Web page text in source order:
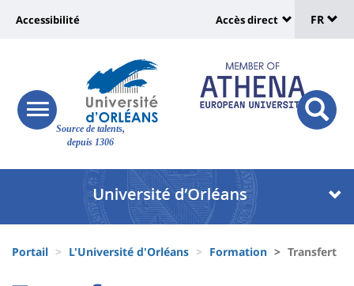
Site
Source de talents,
depuis 1306
Université
Recherche
responsive
menu
button
Université
vers
page
accessibilité
Accessibilité
:
Shortcut
links
Accès direct
de
FR
Université
Block
liste
d'Ariane
Portail L'Université d'Orléans Formation Transfert